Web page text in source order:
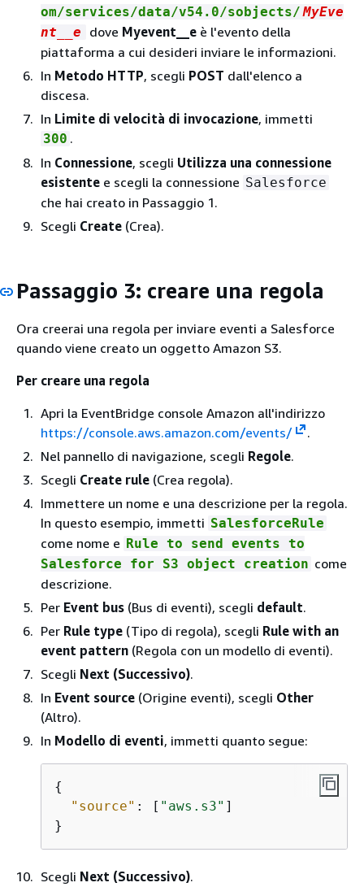
om/services/data/v54.0/sobjects/ MyEve
nt__e
dove Myevent__e è l'evento della
piattaforma a cui desideri inviare le informazioni.
In Metodo HTTP, scegli POST dall'elenco a
discesa.
In Limite di velocità di invocazione, immetti
300 .
In Connessione, scegli Utilizza una connessione
esistente e scegli la connessione Salesforce
che hai creato in Passaggio 1.
Scegli Create (Crea).
Passaggio 3: creare una regola
Ora creerai una regola per inviare eventi a Salesforce
quando viene creato un oggetto Amazon S3.
Per creare una regola
Apri la EventBridge console Amazon all'indirizzo
https://console.aws.amazon.com/events/
.
Nel pannello di navigazione, scegli Regole.
Scegli Create rule (Crea regola).
Immettere un nome e una descrizione per la regola.
In questo esempio, immetti SalesforceRule
come nome e Rule to send events to
Salesforce for S3 object creation come
descrizione.
Per Event bus (Bus di eventi), scegli default.
Per Rule type (Tipo di regola), scegli Rule with an
event pattern (Regola con un modello di eventi).
Scegli Next (Successivo).
In Event source (Origine eventi), scegli Other
(Altro).
In Modello di eventi, immetti quanto segue:
{
"source" : [ "aws.s3" ]
}
Scegli Next (Successivo).